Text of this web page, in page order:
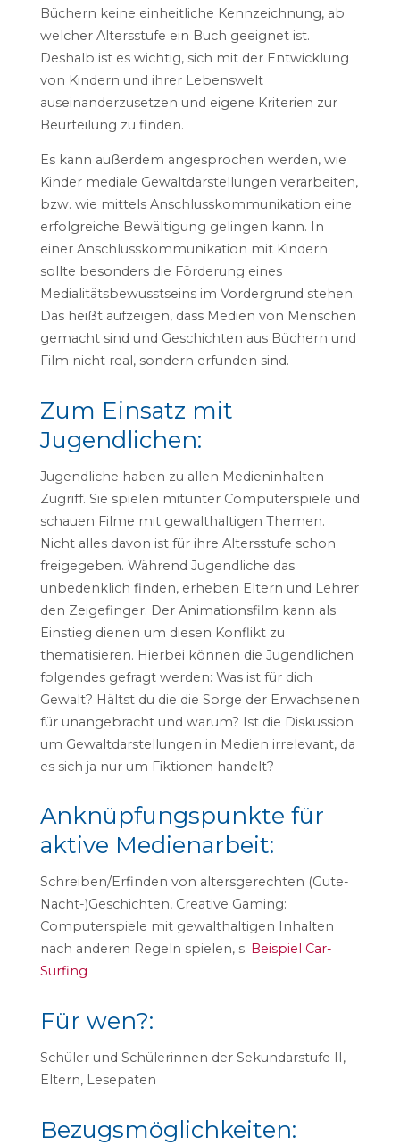
Büchern keine einheitliche Kennzeichnung, ab
welcher Altersstufe ein Buch geeignet ist.
Deshalb ist es wichtig, sich mit der Entwicklung
von Kindern und ihrer Lebenswelt
auseinanderzusetzen und eigene Kriterien zur
Beurteilung zu finden.
Es kann außerdem angesprochen werden, wie
Kinder mediale Gewaltdarstellungen verarbeiten,
bzw. wie mittels Anschlusskommunikation eine
erfolgreiche Bewältigung gelingen kann. In
einer Anschlusskommunikation mit Kindern
sollte besonders die Förderung eines
Medialitätsbewusstseins im Vordergrund stehen.
Das heißt aufzeigen, dass Medien von Menschen
gemacht sind und Geschichten aus Büchern und
Film nicht real, sondern erfunden sind.
Zum Einsatz mit
Jugendlichen:
Jugendliche haben zu allen Medieninhalten
Zugriff. Sie spielen mitunter Computerspiele und
schauen Filme mit gewalthaltigen Themen.
Nicht alles davon ist für ihre Altersstufe schon
freigegeben. Während Jugendliche das
unbedenklich finden, erheben Eltern und Lehrer
den Zeigefinger. Der Animationsfilm kann als
Einstieg dienen um diesen Konflikt zu
thematisieren. Hierbei können die Jugendlichen
folgendes gefragt werden: Was ist für dich
Gewalt? Hältst du die die Sorge der Erwachsenen
für unangebracht und warum? Ist die Diskussion
um Gewaltdarstellungen in Medien irrelevant, da
es sich ja nur um Fiktionen handelt?
Anknüpfungspunkte für
aktive Medienarbeit:
Schreiben/Erfinden von altersgerechten (Gute-
Nacht-)Geschichten, Creative Gaming:
Computerspiele mit gewalthaltigen Inhalten
nach anderen Regeln spielen, s. Beispiel Car-
Surfing
Für wen?:
Schüler und Schülerinnen der Sekundarstufe II,
Eltern, Lesepaten
Bezugsmöglichkeiten: